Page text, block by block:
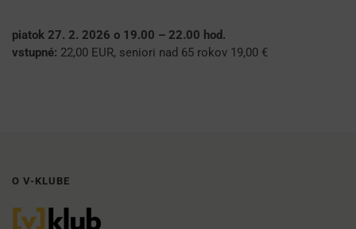
piatok 27. 2. 2026 o 19.00 – 22.00 hod.
vstupné: 22,00 EUR, seniori nad 65 rokov 19,00 €
O V-KLUBE